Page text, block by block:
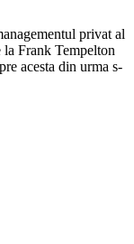
privat al
Frank Tempelton
acesta din urma s-